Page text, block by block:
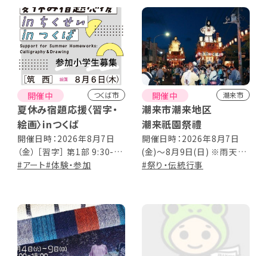
員】各回20名程度 【申込】申
込フォーム、または電話にて
開催中 つくば市
夏休み宿題応援〈習字・
絵画〉inつくば
開催日時：2026年8月7日
（金） ［習字］ 第1部 9:30-
10:30 第2部 11:00-
16:30 ※参加者総入れ替え
制
#アート#体験・参加
開催中 潮来市
潮来市潮来地区
潮来祇園祭禮
開催日時：2026年8月7日
(金)～8月9日(日) ※雨天決
行 8:00～22:00
#祭り・伝統行事